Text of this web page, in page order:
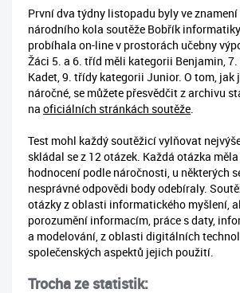
První dva týdny listopadu byly ve
národního kola soutěže Bobřík
probíhala on-line v prostorách učebny
Žáci 5. a 6. tříd měli kategorii Benjamin,
Kadet, 9. třídy kategorii Junior. O tom, jak
náročné, se můžete přesvědčit z archivu
na oficiálních stránkách soutěže.
Test mohl každý soutěžicí vylňovat
skládal se z 12 otázek. Každá otázka
hodnocení podle náročnosti, u některých
nesprávné odpovědi body odebíraly.
otázky z oblasti informatického myšlení,
porozumění informacím, práce s daty,
a modelování, z oblasti digitálních
společenských aspektů jejich použití.
Trocha ze statistik: